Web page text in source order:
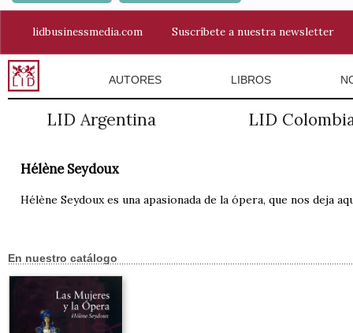
lidbusinessmedia.com Suscríbete a nuestra newsletter
AUTORES LIBROS
LID Argentina LID
Hélène Seydoux
Hélène Seydoux es una apasionada de la ópera, que nos deja
En nuestro catálogo